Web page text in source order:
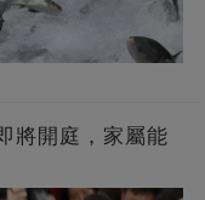
將開庭，家屬能